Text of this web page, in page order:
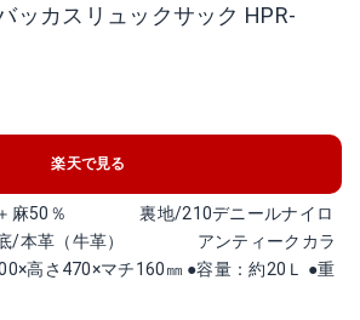
ッカスリュックサック HPR-
楽天で見る
＋麻50％ 裏地/210デニールナイロ
革（牛革） アンティークカラ
高さ470×マチ160㎜ ●容量：約20Ｌ ●重